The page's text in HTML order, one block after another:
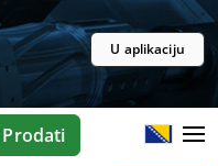
U aplikaciju
Prodati